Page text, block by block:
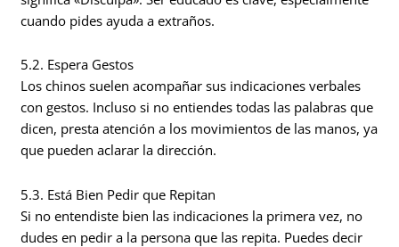
cuando pides ayuda a extraños.
5.2. Espera Gestos
Los chinos suelen acompañar sus indicaciones verbales
con gestos. Incluso si no entiendes todas las palabras que
dicen, presta atención a los movimientos de las manos, ya
que pueden aclarar la dirección.
5.3. Está Bien Pedir que Repitan
Si no entendiste bien las indicaciones la primera vez, no
dudes en pedir a la persona que las repita. Puedes decir